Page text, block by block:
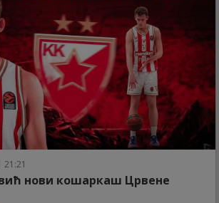
нови кошаркаш Црвене